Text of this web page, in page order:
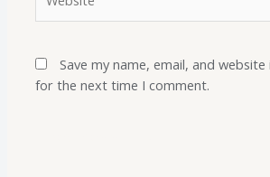
Save my name, email, and
for the next time I comment.